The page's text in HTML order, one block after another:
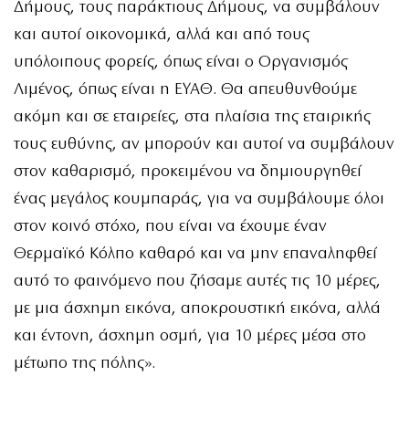
Δήμους, τους παράκτιους Δήμους, να συμβάλουν
και αυτοί οικονομικά, αλλά και από τους
υπόλοιπους φορείς, όπως είναι ο Οργανισμός
Λιμένος, όπως είναι η ΕΥΑΘ. Θα απευθυνθούμε
ακόμη και σε εταιρείες, στα πλαίσια της εταιρικής
τους ευθύνης, αν μπορούν και αυτοί να συμβάλουν
στον καθαρισμό, προκειμένου να δημιουργηθεί
ένας μεγάλος κουμπαράς, για να συμβάλουμε όλοι
στον κοινό στόχο, που είναι να έχουμε έναν
Θερμαϊκό Κόλπο καθαρό και να μην επαναληφθεί
αυτό το φαινόμενο που ζήσαμε αυτές τις 10 μέρες,
με μια άσχημη εικόνα, αποκρουστική εικόνα, αλλά
και έντονη, άσχημη οσμή, για 10 μέρες μέσα στο
μέτωπο της πόλης».